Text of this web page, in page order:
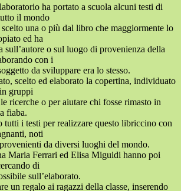
ha portato a scuola alcuni testi di
il mondo
una o più dal libro che maggiormente lo
ed ha
sull’autore o sul luogo di provenienza della
con i
da sviluppare era lo stesso.
scelto ed elaborato la copertina, individuato
gruppi
ricerche o per aiutare chi fosse rimasto in
fiaba.
i testi per realizzare questo libriccino con
noti
da diversi luoghi del mondo.
Maria Ferrari ed Elisa Miguidi hanno poi
di
sull’elaborato.
un regalo ai ragazzi della classe, inserendo